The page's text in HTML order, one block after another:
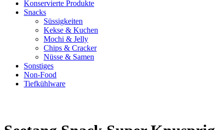
Konservierte Produkte
Snacks
Süssigkeiten
Kekse & Kuchen
Mochi & Jelly
Chips & Cracker
Nüsse & Samen
Sonstiges
Non-Food
Tiefkühlware